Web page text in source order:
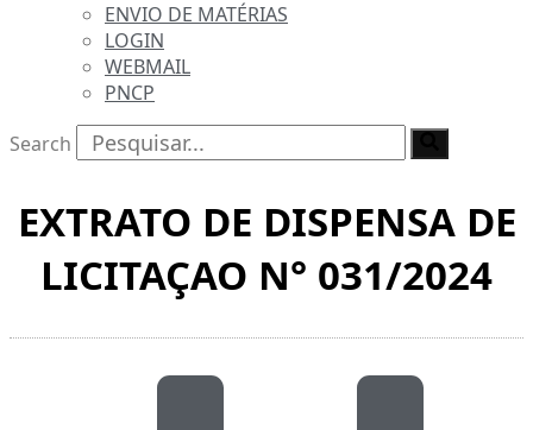
ENVIO DE MATÉRIAS
LOGIN
WEBMAIL
PNCP
Search
EXTRATO DE DISPENSA DE
LICITAÇAO N° 031/2024